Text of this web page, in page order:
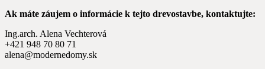
Ak máte záujem o informácie k tejto drevostavbe, kontaktujte:
Ing.arch. Alena Vechterová
+421 948 70 80 71
alena@modernedomy.sk